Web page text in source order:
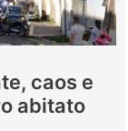
caos e
abitato